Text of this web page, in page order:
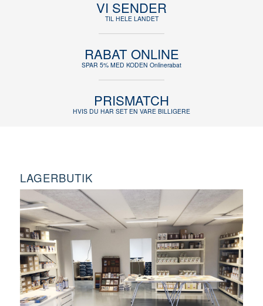
VI SENDER
TIL HELE LANDET
RABAT ONLINE
SPAR 5% MED KODEN Onlinerabat
PRISMATCH
HVIS DU HAR SET EN VARE BILLIGERE
LAGERBUTIK